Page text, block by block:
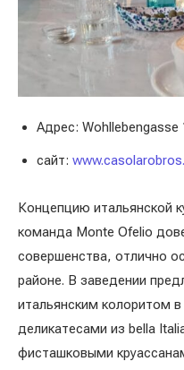
Адрес: Wohllebengasse
сайт:
Концепцию итальянской
команда Monte Ofelio
совершенства, отлично
районе. В заведении
итальянским колоритом
деликатесами из bella
фисташковыми